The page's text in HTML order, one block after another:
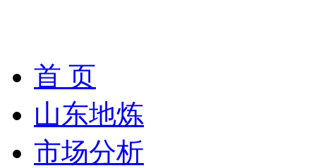
首 页
山东地炼
市场分析